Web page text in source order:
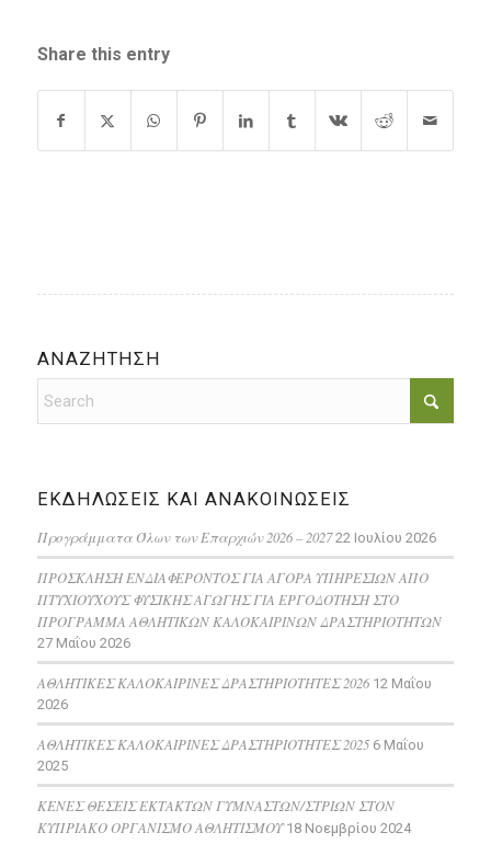
Share this entry
ΑΝΑΖΗΤΗΣΗ
ΕΚΔΗΛΩΣΕΙΣ ΚΑΙ ΑΝΑΚΟΙΝΩΣΕΙΣ
Προγράμματα Όλων των Επαρχιών 2026 – 2027 22 Ιουλίου 2026
ΠΡΟΣΚΛΗΣΗ ΕΝΔΙΑΦΕΡΟΝΤΟΣ ΓΙΑ ΑΓΟΡΑ ΥΠΗΡΕΣΙΩΝ ΑΠΟ
ΠΤΥΧΙΟΥΧΟΥΣ ΦΥΣΙΚΗΣ ΑΓΩΓΗΣ ΓΙΑ ΕΡΓΟΔΟΤΗΣΗ ΣΤΟ
ΠΡΟΓΡΑΜΜΑ ΑΘΛΗΤΙΚΩΝ ΚΑΛΟΚΑΙΡΙΝΩΝ ΔΡΑΣΤΗΡΙΟΤΗΤΩΝ
27 Μαΐου 2026
ΑΘΛΗΤΙΚΕΣ ΚΑΛΟΚΑΙΡΙΝΕΣ ΔΡΑΣΤΗΡΙΟΤΗΤΕΣ 2026 12 Μαΐου
2026
ΑΘΛΗΤΙΚΕΣ ΚΑΛΟΚΑΙΡΙΝΕΣ ΔΡΑΣΤΗΡΙΟΤΗΤΕΣ 2025 6 Μαΐου
2025
ΚΕΝΕΣ ΘΕΣΕΙΣ ΕΚΤΑΚΤΩΝ ΓΥΜΝΑΣΤΩΝ/ΣΤΡΙΩΝ ΣΤΟΝ
ΚΥΠΡΙΑΚΟ ΟΡΓΑΝΙΣΜΟ ΑΘΛΗΤΙΣΜΟΥ 18 Νοεμβρίου 2024